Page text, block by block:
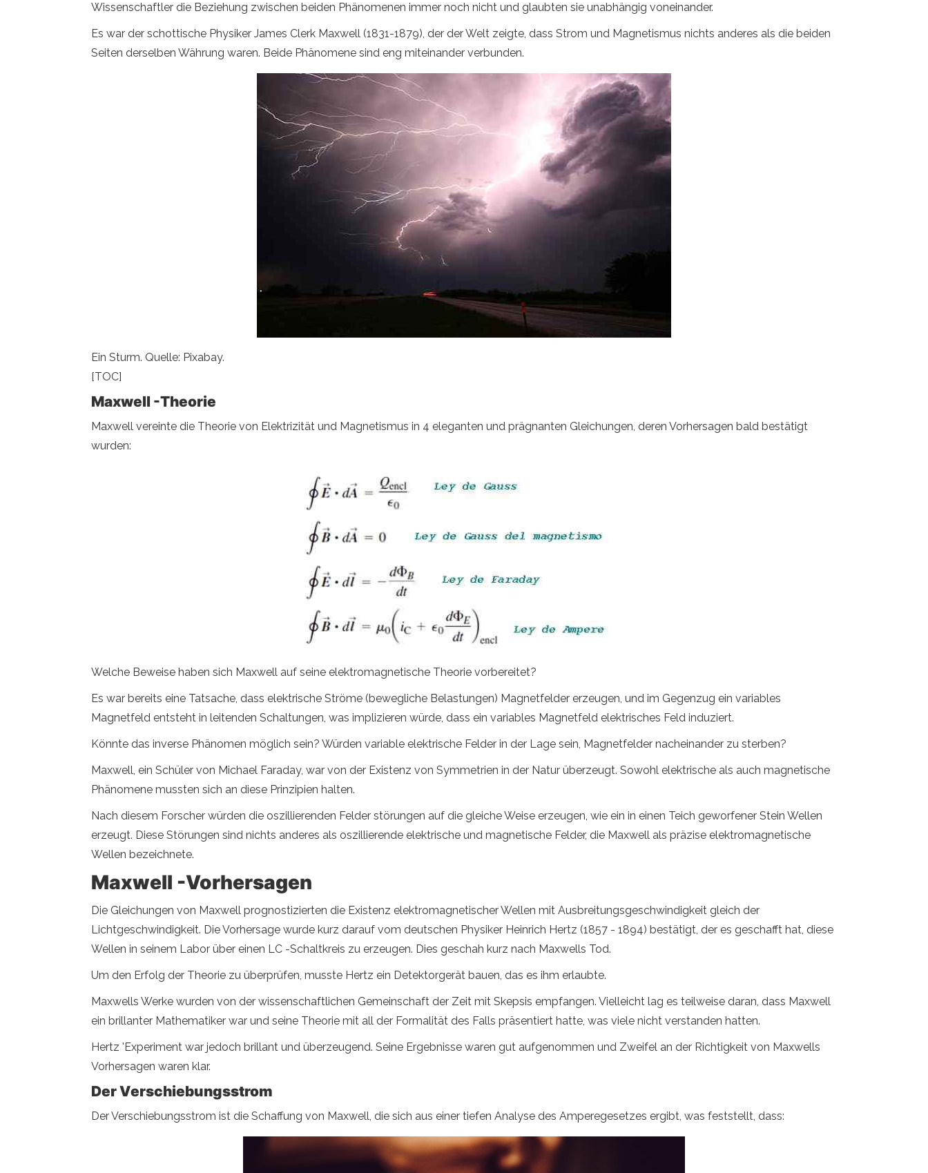
Wissenschaftler die Beziehung zwischen beiden Phänomenen immer noch nicht und glaubten sie unabhängig voneinander.
Es war der schottische Physiker James Clerk Maxwell (1831-1879), der der Welt zeigte, dass Strom und Magnetismus nichts anderes als die beiden
Seiten derselben Währung waren. Beide Phänomene sind eng miteinander verbunden.
Ein Sturm. Quelle: Pixabay.
[TOC]
Maxwell -Theorie
Maxwell vereinte die Theorie von Elektrizität und Magnetismus in 4 eleganten und prägnanten Gleichungen, deren Vorhersagen bald bestätigt
wurden:
Welche Beweise haben sich Maxwell auf seine elektromagnetische Theorie vorbereitet?
Es war bereits eine Tatsache, dass elektrische Ströme (bewegliche Belastungen) Magnetfelder erzeugen, und im Gegenzug ein variables
Magnetfeld entsteht in leitenden Schaltungen, was implizieren würde, dass ein variables Magnetfeld elektrisches Feld induziert.
Könnte das inverse Phänomen möglich sein? Würden variable elektrische Felder in der Lage sein, Magnetfelder nacheinander zu sterben?
Maxwell, ein Schüler von Michael Faraday, war von der Existenz von Symmetrien in der Natur überzeugt. Sowohl elektrische als auch magnetische
Phänomene mussten sich an diese Prinzipien halten.
Nach diesem Forscher würden die oszillierenden Felder störungen auf die gleiche Weise erzeugen, wie ein in einen Teich geworfener Stein Wellen
erzeugt. Diese Störungen sind nichts anderes als oszillierende elektrische und magnetische Felder, die Maxwell als präzise elektromagnetische
Wellen bezeichnete.
Maxwell -Vorhersagen
Die Gleichungen von Maxwell prognostizierten die Existenz elektromagnetischer Wellen mit Ausbreitungsgeschwindigkeit gleich der
Lichtgeschwindigkeit. Die Vorhersage wurde kurz darauf vom deutschen Physiker Heinrich Hertz (1857 - 1894) bestätigt, der es geschafft hat, diese
Wellen in seinem Labor über einen LC -Schaltkreis zu erzeugen. Dies geschah kurz nach Maxwells Tod.
Um den Erfolg der Theorie zu überprüfen, musste Hertz ein Detektorgerät bauen, das es ihm erlaubte.
Maxwells Werke wurden von der wissenschaftlichen Gemeinschaft der Zeit mit Skepsis empfangen. Vielleicht lag es teilweise daran, dass Maxwell
ein brillanter Mathematiker war und seine Theorie mit all der Formalität des Falls präsentiert hatte, was viele nicht verstanden hatten.
Hertz 'Experiment war jedoch brillant und überzeugend. Seine Ergebnisse waren gut aufgenommen und Zweifel an der Richtigkeit von Maxwells
Vorhersagen waren klar.
Der Verschiebungsstrom
Der Verschiebungsstrom ist die Schaffung von Maxwell, die sich aus einer tiefen Analyse des Amperegesetzes ergibt, was feststellt, dass: